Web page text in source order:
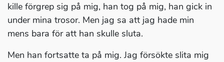
kille förgrep sig på mig, han tog på mig, han gick in
under mina trosor. Men jag sa att jag hade min
mens bara för att han skulle sluta.
Men han fortsatte ta på mig. Jag försökte slita mig